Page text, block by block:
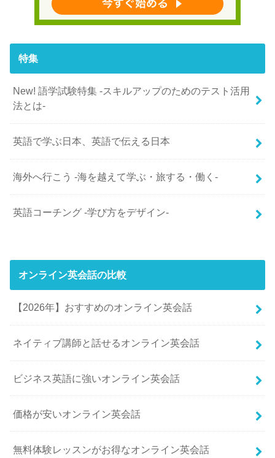
特集
New! 語学試験特集 -スキルアップのためのテスト活用
法とは-
英語で学ぶ日本、英語で伝える日本
海外へ行こう -海を越えて学ぶ・旅する・働く-
英語コーチング -学び方をデザイン-
オンライン英会話の比較
【2026年】おすすめのオンライン英会話
ネイティブ講師と話せるオンライン英会話
ビジネス英語に強いオンライン英会話
価格が安いオンライン英会話
無料体験レッスンがお得なオンライン英会話